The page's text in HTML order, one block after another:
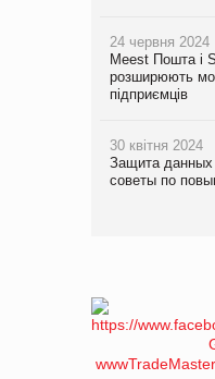
24 червня 2024
Meest Пошта і
розширюють
підприємців
30 квітня 2024
Защита
советы по